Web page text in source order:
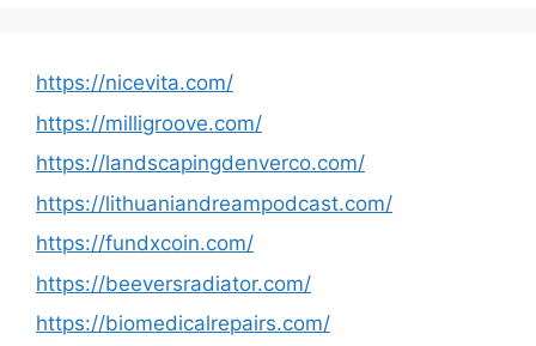
https://nicevita.com/
https://milligroove.com/
https://landscapingdenverco.com/
https://lithuaniandreampodcast.com/
https://fundxcoin.com/
https://beeversradiator.com/
https://biomedicalrepairs.com/